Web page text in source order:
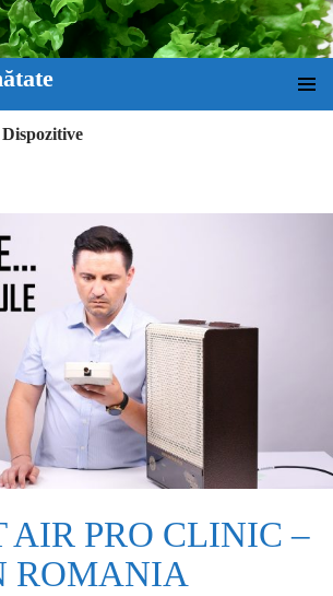
AIR PRO CLINIC –
ROMANIA